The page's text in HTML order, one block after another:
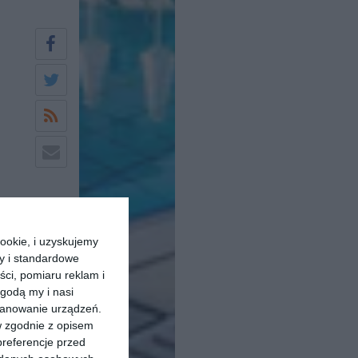
i uzyskujemy
i standardowe
pomiaru reklam i
my i nasi
urządzeń.
zgodnie z opisem
przed